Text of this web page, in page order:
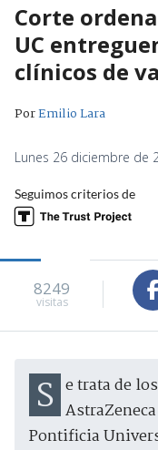
Corte
UC
clínicos de
PorEmilio Lara
Lunes 26 diciembre de
Seguimos criterios de
8249
visitas
Se trata de los laboratorios Pfizer, Saval,
Pontificia